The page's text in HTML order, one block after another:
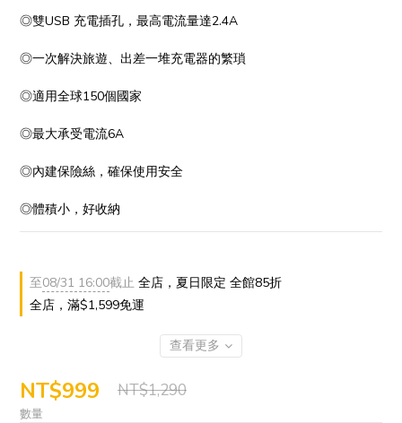
◎雙USB 充電插孔，最高電流量達2.4A
◎一次解決旅遊、出差一堆充電器的繁瑣
◎適用全球150個國家
◎最大承受電流6A
◎內建保險絲，確保使用安全
◎體積小，好收納
至08/31 16:00截止 全店，夏日限定 全館85折
全店，滿$1,599免運
查看更多
NT$999 NT$1,290
數量